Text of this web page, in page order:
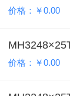
价格：￥0.00
价格：￥0.00